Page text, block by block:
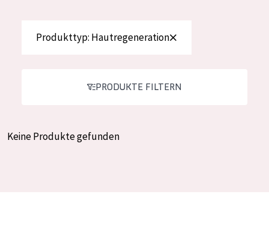
PRODUKTTYP
French
Produkttyp: Hautregeneration
PRODUKTE FILTERN
Keine Produkte gefunden